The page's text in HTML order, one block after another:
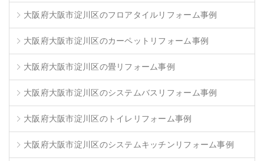
大阪府大阪市淀川区のフロアタイルリフォーム事例
大阪府大阪市淀川区のカーペットリフォーム事例
大阪府大阪市淀川区の畳リフォーム事例
大阪府大阪市淀川区のシステムバスリフォーム事例
大阪府大阪市淀川区のトイレリフォーム事例
大阪府大阪市淀川区のシステムキッチンリフォーム事例